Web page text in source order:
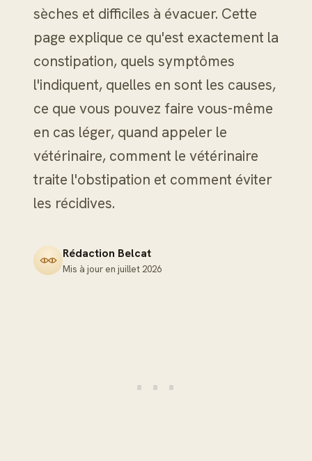
sèches et difficiles à évacuer. Cette
page explique ce qu'est exactement la
constipation, quels symptômes
l'indiquent, quelles en sont les causes,
ce que vous pouvez faire vous-même
en cas léger, quand appeler le
vétérinaire, comment le vétérinaire
traite l'obstipation et comment éviter
les récidives.
Rédaction Belcat
Mis à jour en juillet 2026